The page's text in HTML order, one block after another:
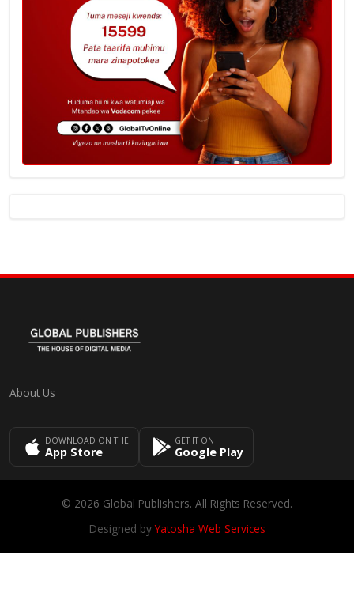
About Us
DOWNLOAD ON THE
App Store
GET IT ON
Google Play
© 2026 Global Publishers. All Rights Reserved.
Designed byYatosha Web Services